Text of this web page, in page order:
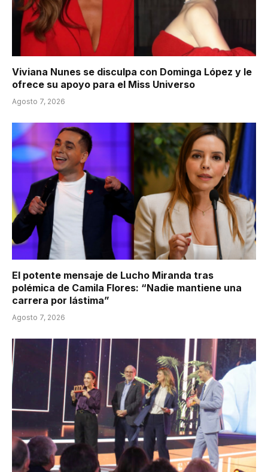
Viviana Nunes se disculpa con Dominga López y le
ofrece su apoyo para el Miss Universo
Agosto 7, 2026
El potente mensaje de Lucho Miranda tras
polémica de Camila Flores: “Nadie mantiene una
carrera por lástima”
Agosto 7, 2026